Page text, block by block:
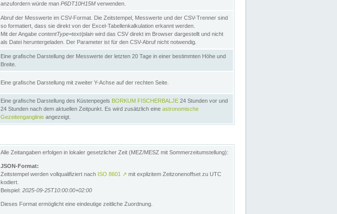
anzufordern würde man P6DT10H15M verwenden.
Abruf der Messwerte im CSV-Format. Die Zeitstempel, Messwerte und der CSV-Trenner sind
so formatiert, dass sie direkt von der Excel-Tabellenkalkulation erkannt werden.
Mit der Angabe contentType=text/plain wird das CSV direkt im Browser dargestellt und nicht
als Datei heruntergeladen. Der Parameter ist für den CSV-Abruf nicht notwendig.
Eine grafische Darstellung der Messwerte der letzten 20 Tage in einer bestimmten Höhe und
Breite.
Eine grafische Darstellung mit zweiter Y-Achse auf der rechten Seite.
Eine grafische Darstellung des Küstenpegels BORKUM FISCHERBALJE 24 Stunden vor und
24 Stunden nach dem aktuellen Zeitpunkt. Es wird zusätzlich eine astronomische
Gezeitenganglinie angezeigt.
Alle Zeitangaben erfolgen in lokaler gesetzlicher Zeit (MEZ/MESZ mit Sommerzeitumstellung):
JSON-Format:
Zeitstempel werden vollqualifiziert nach ISO 8601 ↗ mit explizitem Zeitzonenoffset zu UTC
kodiert.
Beispiel: 2025-09-25T10:00:00+02:00
Dieses Format ermöglicht eine eindeutige zeitliche Zuordnung.